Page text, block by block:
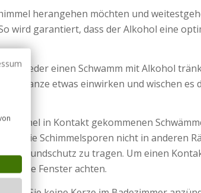
herangehen möchten und
wird garantiert, dass der Alkohol eine
einen Schwamm mit Alkohol
ganze etwas einwirken und wischen
in Kontakt gekommenen
sich die Schimmelsporen nicht in anderen
Mundschutz zu tragen. Um einen
Fenster achten.